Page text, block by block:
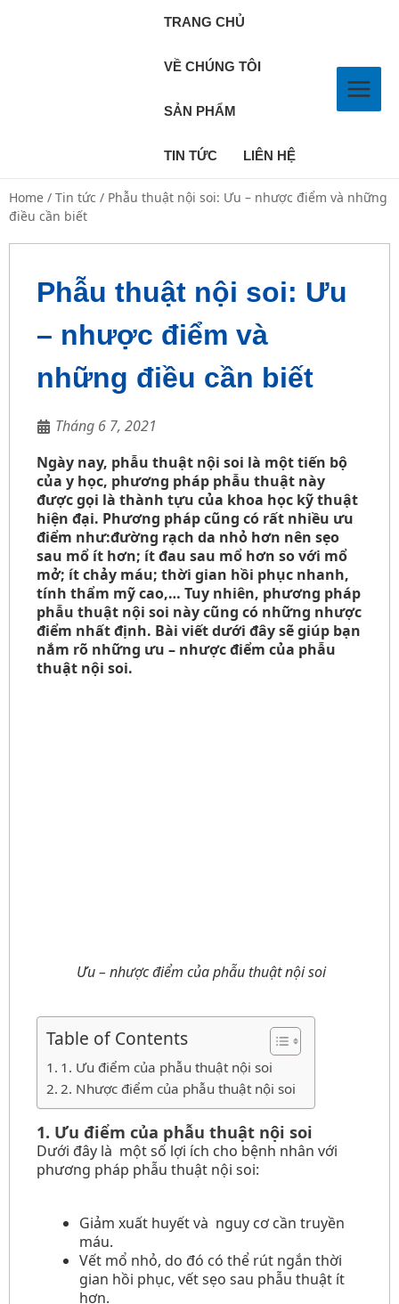
TRANG CHỦ
VỀ CHÚNG TÔI
SẢN PHẨM
TIN TỨC LIÊN HỆ
Home / Tin tức / Phẫu thuật nội soi: Ưu – nhược điểm và những
điều cần biết
Phẫu thuật nội soi: Ưu
– nhược điểm và
những điều cần biết
Tháng 6 7, 2021
Ngày nay, phẫu thuật nội soi là một tiến bộ
của y học, phương pháp phẫu thuật này
được gọi là thành tựu của khoa học kỹ thuật
hiện đại. Phương pháp cũng có rất nhiều ưu
điểm như:đường rạch da nhỏ hơn nên sẹo
sau mổ ít hơn; ít đau sau mổ hơn so với mổ
mở; ít chảy máu; thời gian hồi phục nhanh,
tính thẩm mỹ cao,… Tuy nhiên, phương pháp
phẫu thuật nội soi này cũng có những nhược
điểm nhất định. Bài viết dưới đây sẽ giúp bạn
nắm rõ những ưu – nhược điểm của phẫu
thuật nội soi.
Ưu – nhược điểm của phẫu thuật nội soi
Table of Contents
1. Ưu điểm của phẫu thuật nội soi
2. Nhược điểm của phẫu thuật nội soi
1. Ưu điểm của phẫu thuật nội soi
Dưới đây là một số lợi ích cho bệnh nhân với
phương pháp phẫu thuật nội soi:
Giảm xuất huyết và nguy cơ cần truyền
máu.
Vết mổ nhỏ, do đó có thể rút ngắn thời
gian hồi phục, vết sẹo sau phẫu thuật ít
hơn.